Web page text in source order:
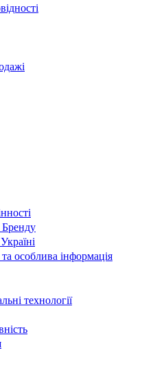
Бренду
особлива інформація
технології